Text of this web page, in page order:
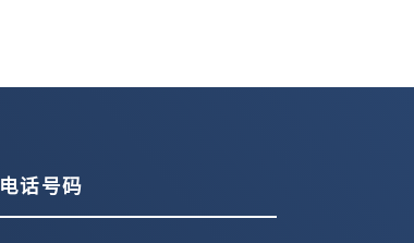
电话号码